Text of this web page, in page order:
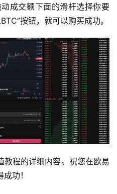
成交额下面的滑杆选择你要
按钮，就可以购买成功。
教程的详细内容。祝您在欧易
功！